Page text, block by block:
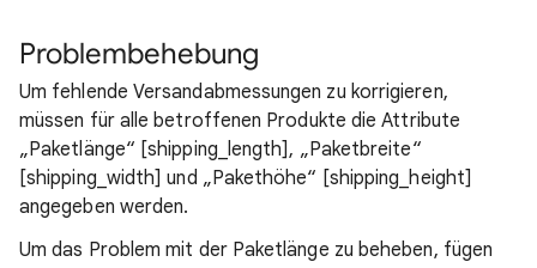
Problembehebung
Um fehlende Versandabmessungen zu korrigieren,
müssen für alle betroffenen Produkte die Attribute
„Paketlänge“ [shipping_length], „Paketbreite“
[shipping_width] und „Pakethöhe“ [shipping_height]
angegeben werden.
Um das Problem mit der Paketlänge zu beheben, fügen